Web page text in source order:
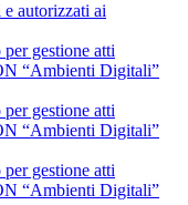
autorizzati ai
gestione atti
“Ambienti Digitali”
gestione atti
“Ambienti Digitali”
gestione atti
“Ambienti Digitali”